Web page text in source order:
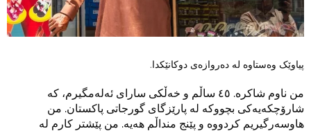
پیاوێک وەستاوە لە دەروازەی دوکانێکدا.
من ناوم شاکرە. ٤٥ ساڵم و خەڵکی سارای ئەلەمگیرم، کە
شارۆچکەیەکی بچووکە لە پارێزگای گورجاتی پاکستان. من
هاوسەرگیریم کردووە و پێنج منداڵم هەیە. من پێشتر کارم لە